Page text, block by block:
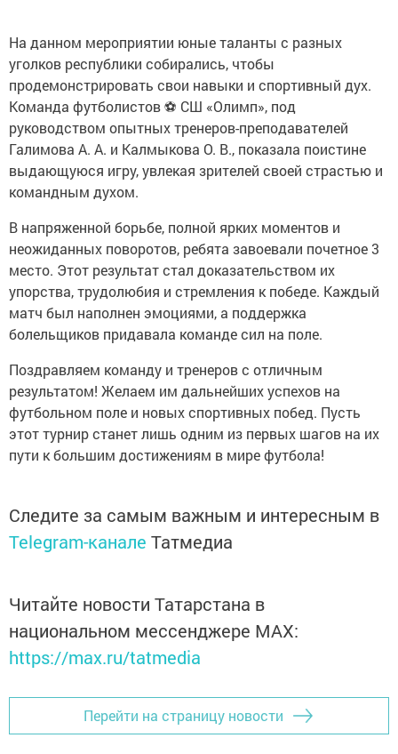
На данном мероприятии юные таланты с разных
уголков республики собирались, чтобы
продемонстрировать свои навыки и спортивный дух.
Команда футболистов ⚽️ СШ «Олимп», под
руководством опытных тренеров-преподавателей
Галимова А. А. и Калмыкова О. В., показала поистине
выдающуюся игру, увлекая зрителей своей страстью и
командным духом.
В напряженной борьбе, полной ярких моментов и
неожиданных поворотов, ребята завоевали почетное 3
место. Этот результат стал доказательством их
упорства, трудолюбия и стремления к победе. Каждый
матч был наполнен эмоциями, а поддержка
болельщиков придавала команде сил на поле.
Поздравляем команду и тренеров с отличным
результатом! Желаем им дальнейших успехов на
футбольном поле и новых спортивных побед. Пусть
этот турнир станет лишь одним из первых шагов на их
пути к большим достижениям в мире футбола!
Следите за самым важным и интересным в
Telegram-канале Татмедиа
Читайте новости Татарстана в
национальном мессенджере MАХ:
https://max.ru/tatmedia
Перейти на страницу новости